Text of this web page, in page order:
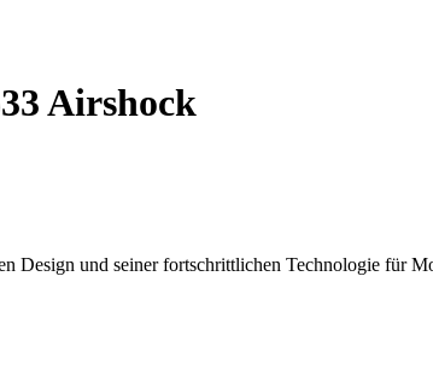
Airshock
Design und seiner fortschrittlichen Technologie für